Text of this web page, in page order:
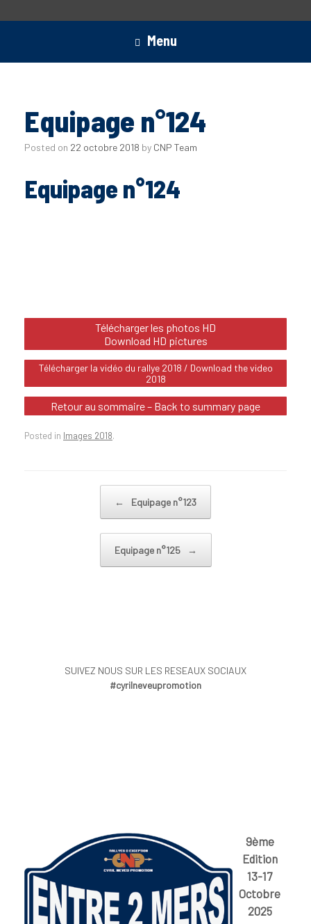
Menu
Equipage n°124
Posted on 22 octobre 2018 by CNP Team
Equipage n°124
Télécharger les photos HD
Download HD pictures
Télécharger la vidéo du rallye 2018 / Download the video
2018
Retour au sommaire – Back to summary page
Posted in Images 2018.
← Equipage n°123
Equipage n°125 →
SUIVEZ NOUS SUR LES RESEAUX SOCIAUX
#cyrilneveupromotion
9ème
Edition
13-17
Octobre
2025